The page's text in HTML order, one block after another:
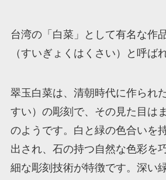
台湾の「白菜」として有名な作
（すいぎょくはくさい）と呼ば
翠玉白菜は、清朝時代に作られ
すい）の彫刻で、その見た目は
のようです。白と緑の色合いを
出され、石の持つ自然な色彩を
細な彫刻技術が特徴です。深い